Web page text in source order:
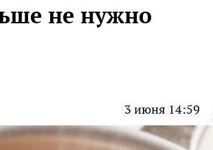
не нужно
3 июня 14:59